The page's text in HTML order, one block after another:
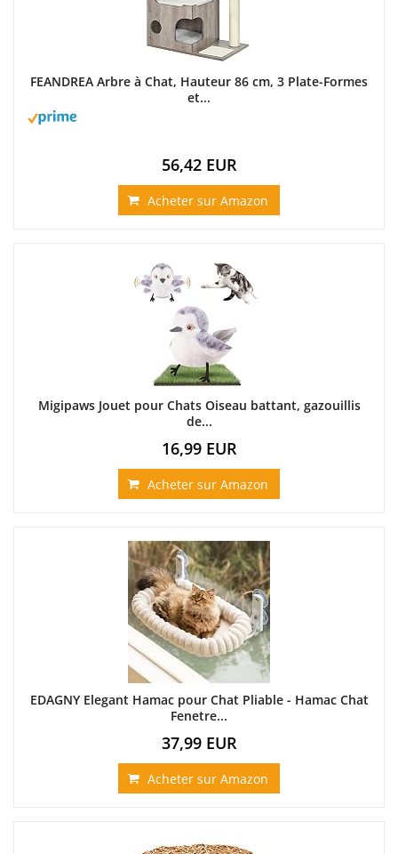
FEANDREA Arbre à Chat, Hauteur 86 cm, 3 Plate-Formes
et...
56,42 EUR
Acheter sur Amazon
Migipaws Jouet pour Chats Oiseau battant, gazouillis
de...
16,99 EUR
Acheter sur Amazon
EDAGNY Elegant Hamac pour Chat Pliable - Hamac Chat
Fenetre...
37,99 EUR
Acheter sur Amazon